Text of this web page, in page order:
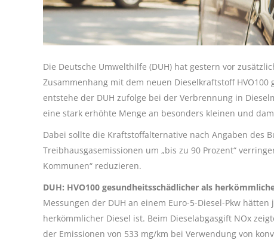
Die Deutsche Umwelthilfe (DUH) hat gestern vor
Zusammenhang mit dem neuen Dieselkraftstoff
entstehe der DUH zufolge bei der Verbrennung in
eine stark erhöhte Menge an besonders kleinen und
Dabei sollte die Kraftstoffalternative nach Angaben des
Treibhausgasemissionen um „bis zu 90 Prozent“
Kommunen“ reduzieren.
DUH: HVO100 gesundheitsschädlicher als
Messungen der DUH an einem Euro-5-Diesel-Pkw
herkömmlicher Diesel ist. Beim Dieselabgasgift NOx
der Emissionen von 533 mg/km bei Verwendung von